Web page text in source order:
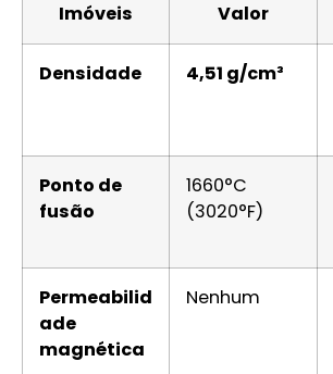
Imóveis Valor
Densidade 4,51 g/cm³
Ponto de
fusão
1660°C
(3020°F)
Permeabilid
ade
magnética
Nenhum